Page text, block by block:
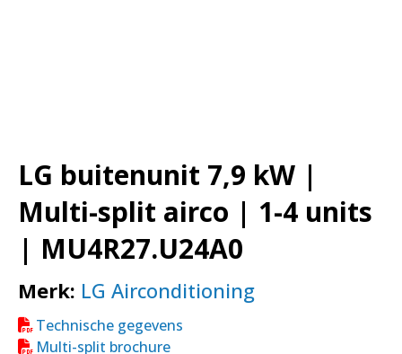
LG buitenunit 7,9 kW |
Multi-split airco | 1-4 units
| MU4R27.U24A0
Merk: LG Airconditioning
Technische gegevens
Multi-split brochure